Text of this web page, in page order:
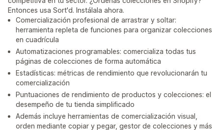
Entonces usa Sort'd. Instálala ahora.
Comercialización profesional de arrastrar y soltar:
herramienta repleta de funciones para organizar colecciones
en cuadrícula
Automatizaciones programables: comercializa todas tus
páginas de colecciones de forma automática
Estadísticas: métricas de rendimiento que revolucionarán tu
comercialización
Puntuaciones de rendimiento de productos y colecciones: el
desempeño de tu tienda simplificado
Además incluye herramientas de comercialización visual,
orden mediante copiar y pegar, gestor de colecciones y más